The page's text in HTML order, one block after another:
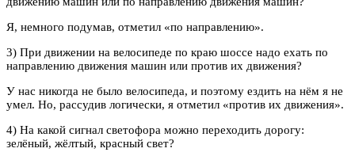
Я, немного подумав, отметил «по направлению».
3) При движении на велосипеде по краю шоссе надо ехать по
направлению движения машин или против их движения?
У нас никогда не было велосипеда, и поэтому ездить на нём я не
умел. Но, рассудив логически, я отметил «против их движения».
4) На какой сигнал светофора можно переходить дорогу:
зелёный, жёлтый, красный свет?